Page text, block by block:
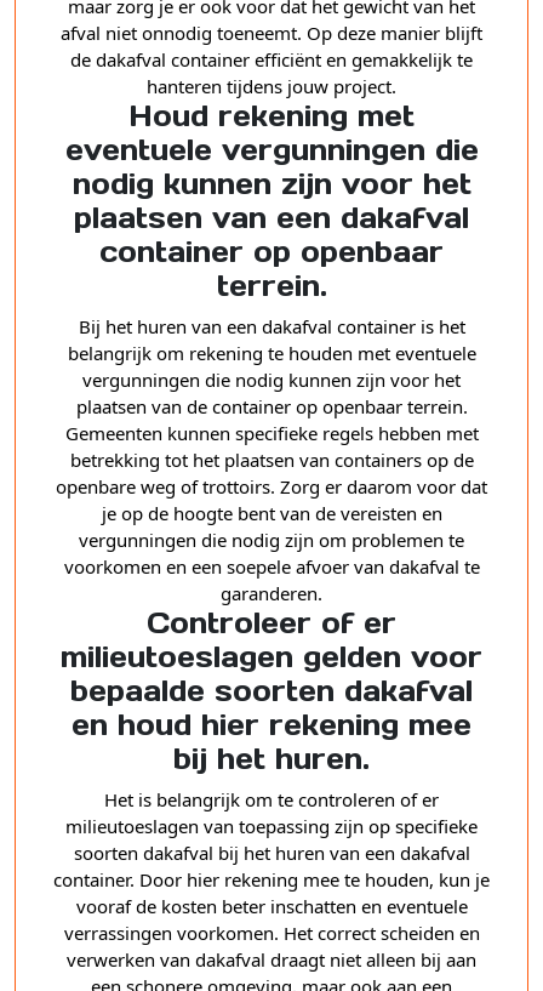
maar zorg je er ook voor dat het gewicht van het
afval niet onnodig toeneemt. Op deze manier blijft
de dakafval container efficiënt en gemakkelijk te
hanteren tijdens jouw project.
Houd rekening met
eventuele vergunningen die
nodig kunnen zijn voor het
plaatsen van een dakafval
container op openbaar
terrein.
Bij het huren van een dakafval container is het
belangrijk om rekening te houden met eventuele
vergunningen die nodig kunnen zijn voor het
plaatsen van de container op openbaar terrein.
Gemeenten kunnen specifieke regels hebben met
betrekking tot het plaatsen van containers op de
openbare weg of trottoirs. Zorg er daarom voor dat
je op de hoogte bent van de vereisten en
vergunningen die nodig zijn om problemen te
voorkomen en een soepele afvoer van dakafval te
garanderen.
Controleer of er
milieutoeslagen gelden voor
bepaalde soorten dakafval
en houd hier rekening mee
bij het huren.
Het is belangrijk om te controleren of er
milieutoeslagen van toepassing zijn op specifieke
soorten dakafval bij het huren van een dakafval
container. Door hier rekening mee te houden, kun je
vooraf de kosten beter inschatten en eventuele
verrassingen voorkomen. Het correct scheiden en
verwerken van dakafval draagt niet alleen bij aan